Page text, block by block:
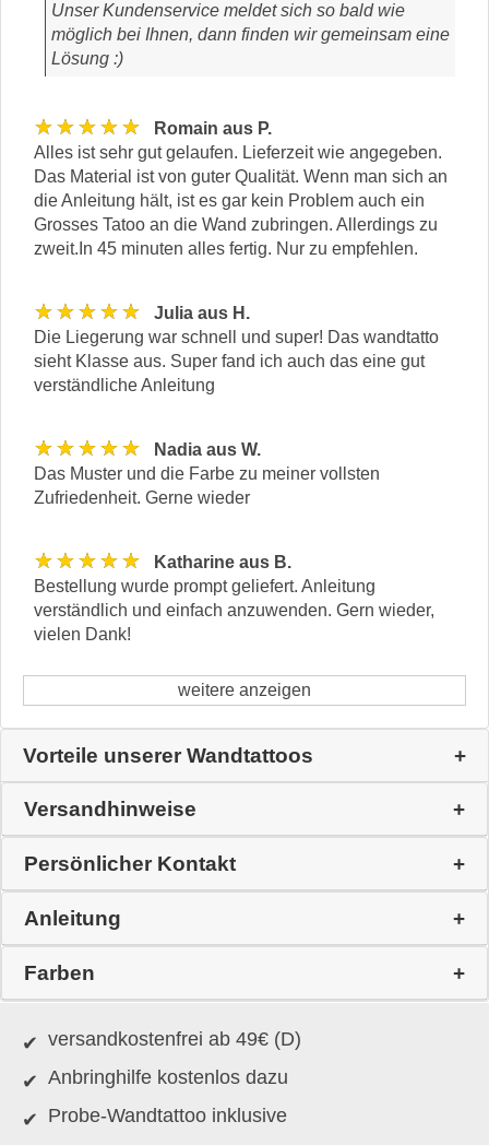
Unser Kundenservice meldet sich so bald wie
möglich bei Ihnen, dann finden wir gemeinsam eine
Lösung :)
★★★★★
Romain aus P.
Alles ist sehr gut gelaufen. Lieferzeit wie angegeben.
Das Material ist von guter Qualität. Wenn man sich an
die Anleitung hält, ist es gar kein Problem auch ein
Grosses Tatoo an die Wand zubringen. Allerdings zu
zweit.In 45 minuten alles fertig. Nur zu empfehlen.
★★★★★
Julia aus H.
Die Liegerung war schnell und super! Das wandtatto
sieht Klasse aus. Super fand ich auch das eine gut
verständliche Anleitung
★★★★★
Nadia aus W.
Das Muster und die Farbe zu meiner vollsten
Zufriedenheit. Gerne wieder
★★★★★
Katharine aus B.
Bestellung wurde prompt geliefert. Anleitung
verständlich und einfach anzuwenden. Gern wieder,
vielen Dank!
weitere anzeigen
Vorteile unserer Wandtattoos
Versandhinweise
Persönlicher Kontakt
Anleitung
Farben
versandkostenfrei ab 49€ (D)
Anbringhilfe kostenlos dazu
Probe-Wandtattoo inklusive